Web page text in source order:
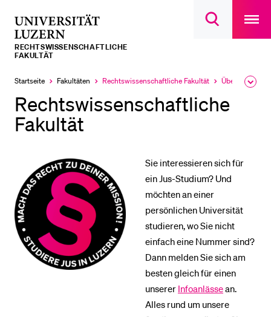
Suchdialog
main
RECHTS­­WISSENSCHAFTLICHE
FAKULTÄT
Startseite Fakultäten
Aktuell
Rechtswissenschaftliche Fakultät
Aktuell
Rechts­­wissenschaftliche
Fakultät
Sie interessieren sich für
ein Jus-Studium? Und
möchten an einer
persönlichen Universität
studieren, wo Sie nicht
einfach eine Nummer sind?
Dann melden Sie sich am
besten gleich für einen
unserer Infoanlässean.
Alles rund um unsere
LETZTE SUCHEN
Sie haben noch keine Suche getätigt.
DIE UNI FÜR…
Schulklassen und Lehrpersonen
Studien­interessierte
Forschende
Mitarbeitende
Alumni
Stellensuchende
Förderer
Medien